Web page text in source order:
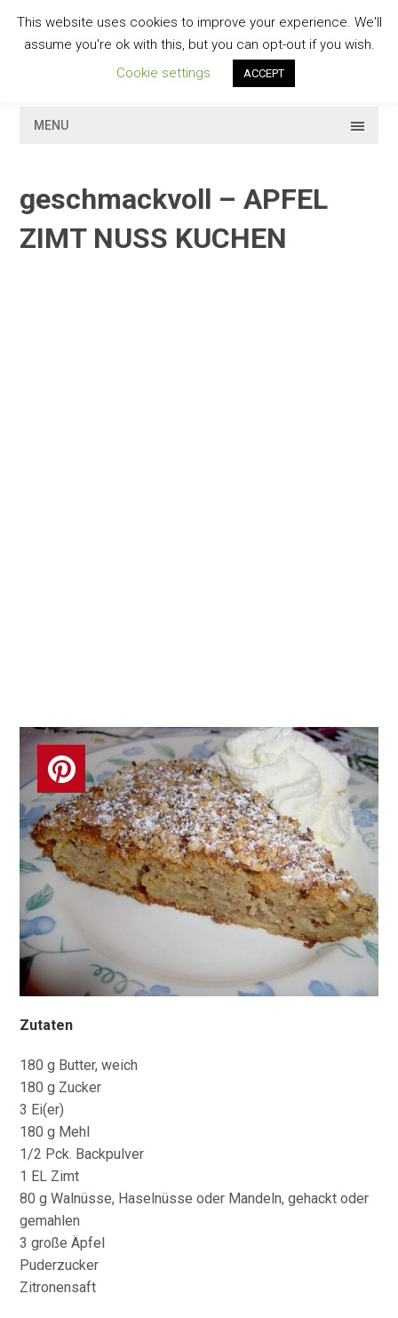
contentGESCHMACKVOLL
MENU
geschmackvoll – APFEL
ZIMT NUSS KUCHEN
Zutaten
180 g Butter, weich
180 g Zucker
3 Ei(er)
180 g Mehl
1/2 Pck. Backpulver
1 EL Zimt
80 g Walnüsse, Haselnüsse oder Mandeln, gehackt oder
gemahlen
3 große Äpfel
Puderzucker
Zitronensaft
This website uses cookies to improve your experience. We'll
assume you're ok with this, but you can opt-out if you wish.
Cookie settings
ACCEPT